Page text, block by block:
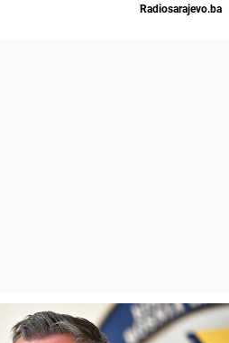
Radiosarajevo.ba